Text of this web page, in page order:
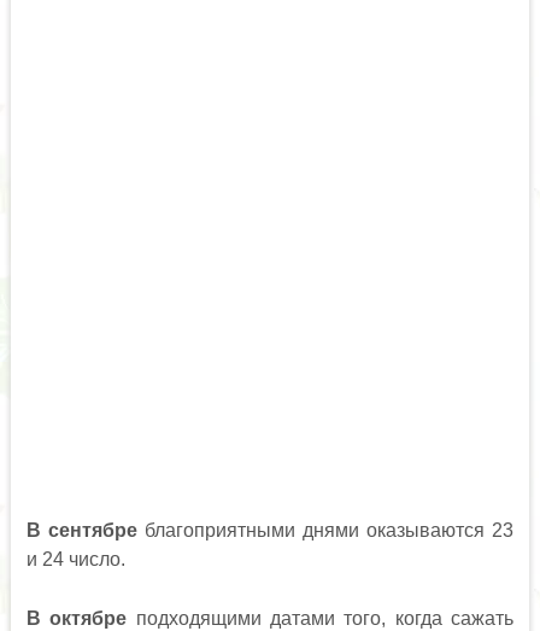
В сентябреблагоприятными днями оказываются 23
и 24 число.
В октябре подходящими датами того, когда сажать